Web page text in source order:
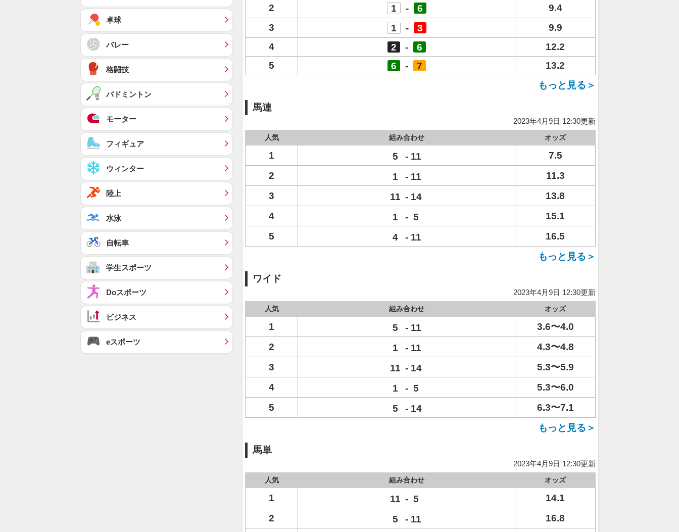
2
1 - 6
9.4
3
1 - 3
9.9
4
2 - 6
12.2
5
6 - 7
13.2
もっと見る＞
馬連
2023年4月9日 12:30更新
人気 組み合わせ オッズ
1 5 - 11
7.5
2
1 - 11
11.3
3
11 - 14
13.8
4
1 - 5
15.1
5
4 - 11
16.5
もっと見る＞
ワイド
2023年4月9日 12:30更新
人気 組み合わせ オッズ
1 5 - 11
3.6〜4.0
2
1 - 11
4.3〜4.8
3
11 - 14
5.3〜5.9
4
1 - 5
5.3〜6.0
5
5 - 14
6.3〜7.1
もっと見る＞
馬単
2023年4月9日 12:30更新
人気 組み合わせ オッズ
1 11 - 5
14.1
2
5 - 11
16.8
卓球
バレー
格闘技
バドミントン
モーター
フィギュア
ウィンター
陸上
水泳
自転車
学生スポーツ
Doスポーツ
ビジネス
eスポーツ